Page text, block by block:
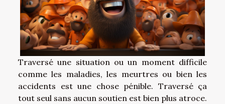
Traversé une situation ou un moment difficile
comme les maladies, les meurtres ou bien les
accidents est une chose pénible. Traversé ça
tout seul sans aucun soutien est bien plus atroce.